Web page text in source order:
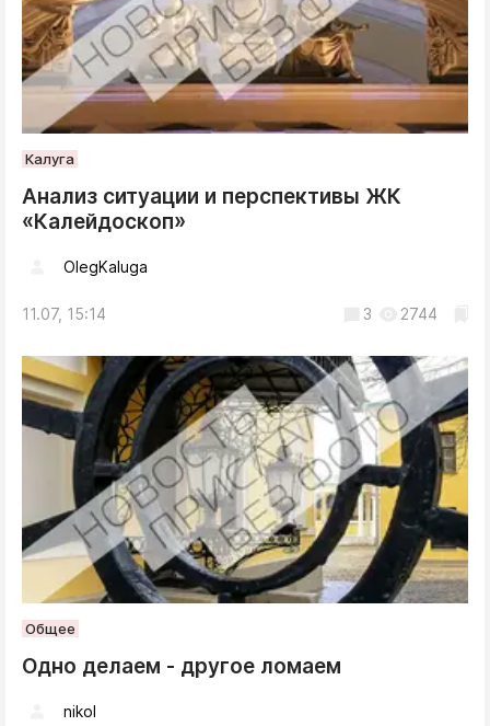
Калуга
Анализ ситуации и перспективы ЖК
«Калейдоскоп»
OlegKaluga
11.07, 15:14 3 2744
Общее
Одно делаем - другое ломаем
nikol